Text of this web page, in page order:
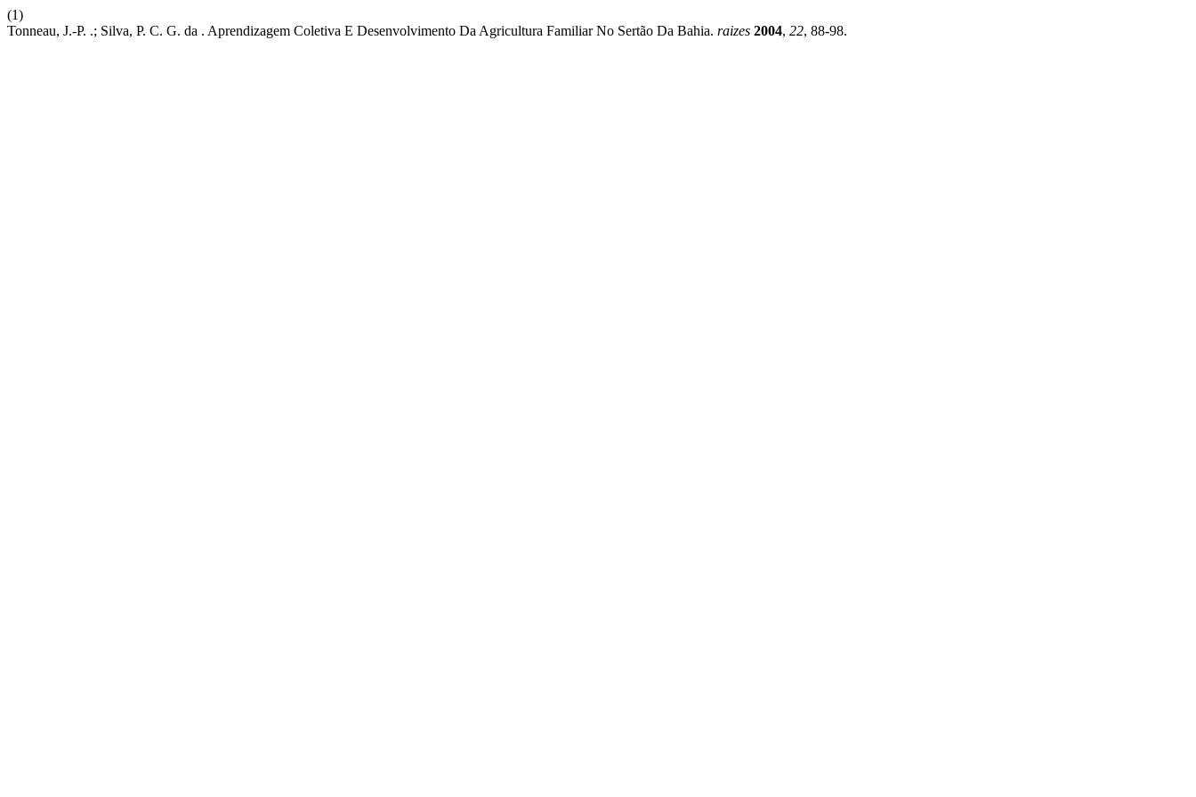
(1)
Tonneau, J.-P. .; Silva, P. C. G. da . Aprendizagem Coletiva E Desenvolvimento Da Agricultura Familiar No Sertão Da Bahia. raizes 2004, 22, 88-98.